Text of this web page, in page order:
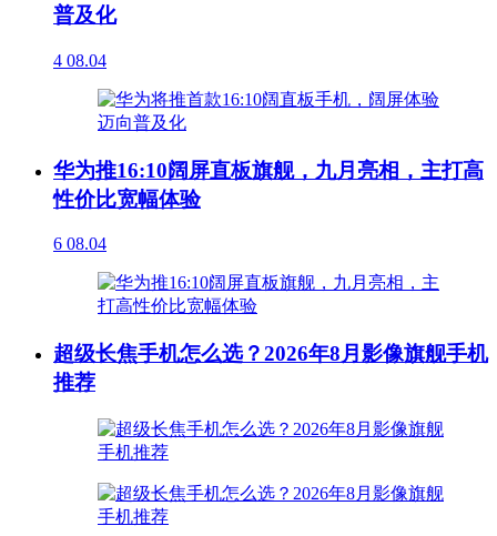
普及化
4 08.04
华为推16:10阔屏直板旗舰，九月亮相，主打高
性价比宽幅体验
6 08.04
超级长焦手机怎么选？2026年8月影像旗舰手机
推荐